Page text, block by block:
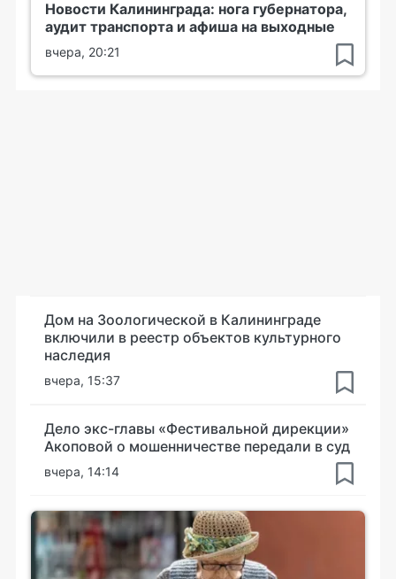
Новости Калининграда: нога губернатора,
аудит транспорта и афиша на выходные
вчера, 20:21
Дом на Зоологической в Калининграде
включили в реестр объектов культурного
наследия
вчера, 15:37
Дело экс-главы «Фестивальной дирекции»
Акоповой о мошенничестве передали в суд
вчера, 14:14